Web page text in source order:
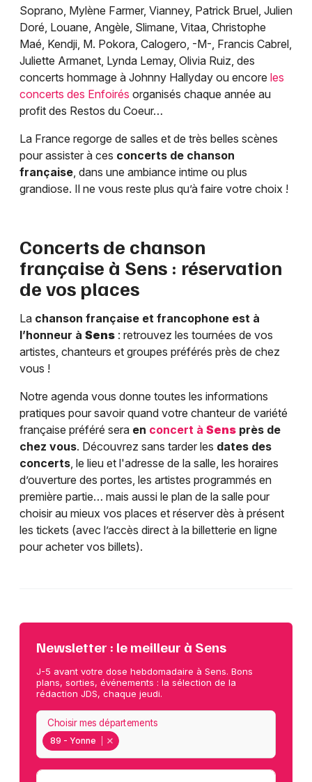
Soprano, Mylène Farmer, Vianney, Patrick Bruel, Julien
Doré, Louane, Angèle, Slimane, Vitaa, Christophe
Maé, Kendji, M. Pokora, Calogero, -M-, Francis Cabrel,
Juliette Armanet, Lynda Lemay, Olivia Ruiz, des
concerts hommage à Johnny Hallyday ou encore les
concerts des Enfoirés organisés chaque année au
profit des Restos du Coeur…
La France regorge de salles et de très belles scènes
pour assister à ces concerts de chanson
française, dans une ambiance intime ou plus
grandiose. Il ne vous reste plus qu’à faire votre choix !
Concerts de chanson
française à Sens : réservation
de vos places
La chanson française et francophone est à
l’honneur à Sens : retrouvez les tournées de vos
artistes, chanteurs et groupes préférés près de chez
vous !
Notre agenda vous donne toutes les informations
pratiques pour savoir quand votre chanteur de variété
française préféré sera en concert à Sens près de
chez vous. Découvrez sans tarder les dates des
concerts, le lieu et l'adresse de la salle, les horaires
d’ouverture des portes, les artistes programmés en
première partie… mais aussi le plan de la salle pour
choisir au mieux vos places et réserver dès à présent
les tickets (avec l’accès direct à la billetterie en ligne
pour acheter vos billets).
Newsletter : le meilleur à Sens
J-5 avant votre dose hebdomadaire à Sens. Bons
plans, sorties, événements : la sélection de la
rédaction JDS, chaque jeudi.
89 - Yonne
Choisir mes départements